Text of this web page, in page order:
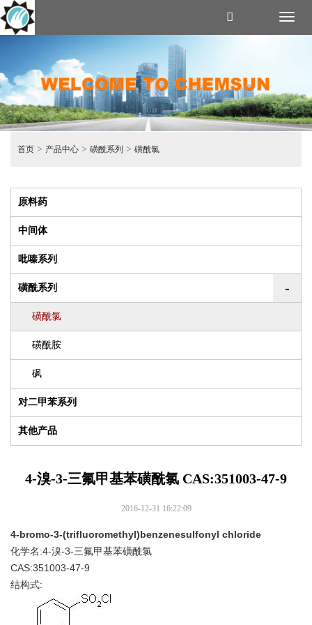
首页 > 产品中心 > 磺酰系列 > 磺酰氯
原料药
中间体
吡嗪系列
磺酰系列 -
磺酰氯
磺酰胺
砜
对二甲苯系列
其他产品
4-溴-3-三氟甲基苯磺酰氯 CAS:351003-47-9
2016-12-31 16:22:09
4-bromo-3-(trifluoromethyl)benzenesulfonyl chloride
化学名:4-溴-3-三氟甲基苯磺酰氯
CAS:351003-47-9
结构式: